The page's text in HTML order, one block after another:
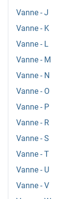
Vanne - J
Vanne - K
Vanne - L
Vanne - M
Vanne - N
Vanne - O
Vanne - P
Vanne - R
Vanne - S
Vanne - T
Vanne - U
Vanne - V